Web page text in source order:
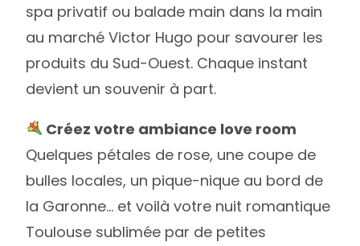
spa privatif ou balade main dans la main
au marché Victor Hugo pour savourer les
produits du Sud-Ouest. Chaque instant
devient un souvenir à part.
Créez votre ambiance love room
Quelques pétales de rose, une coupe de
bulles locales, un pique-nique au bord de
la Garonne… et voilà votre nuit romantique
Toulouse sublimée par de petites